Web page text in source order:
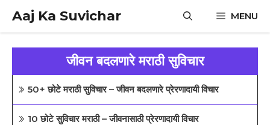
content
Aaj Ka Suvichar MENU
जीवन बदलणारे मराठी सुविचार
50+ छोटे मराठी सुविचार – जीवन बदलणारे प्रेरणादायी विचार
10 छोटे सुविचार मराठी – जीवनासाठी प्रेरणादायी विचार